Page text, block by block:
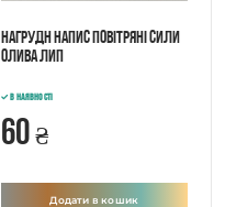
Нагрудн напис Повітряні Сили
Олива лип
В наявності
60 ₴
Додати в кошик